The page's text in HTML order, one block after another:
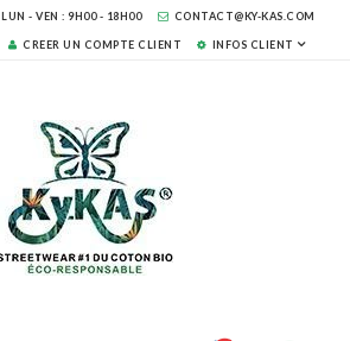
LUN - VEN : 9H00 - 18H00 CONTACT@KY-KAS.COM
CREER UN COMPTE CLIENT INFOS CLIENT